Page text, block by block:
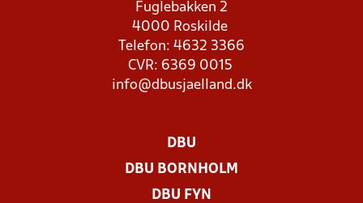
Fuglebakken 2
4000 Roskilde
Telefon: 4632 3366
CVR: 6369 0015
info@dbusjaelland.dk
DBU
DBU BORNHOLM
DBU FYN